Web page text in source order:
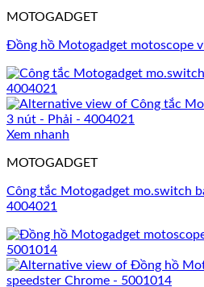
MOTOGADGET
Đồng hồ Motogadget motoscope
Xem nhanh
MOTOGADGET
Công tắc Motogadget mo.switch
4004021